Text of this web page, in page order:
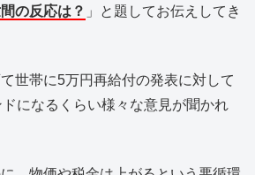
の反応は？ 」と題してお伝えしてき
世帯に5万円再給付の発表に対して
になるくらい様々な意見が聞かれ